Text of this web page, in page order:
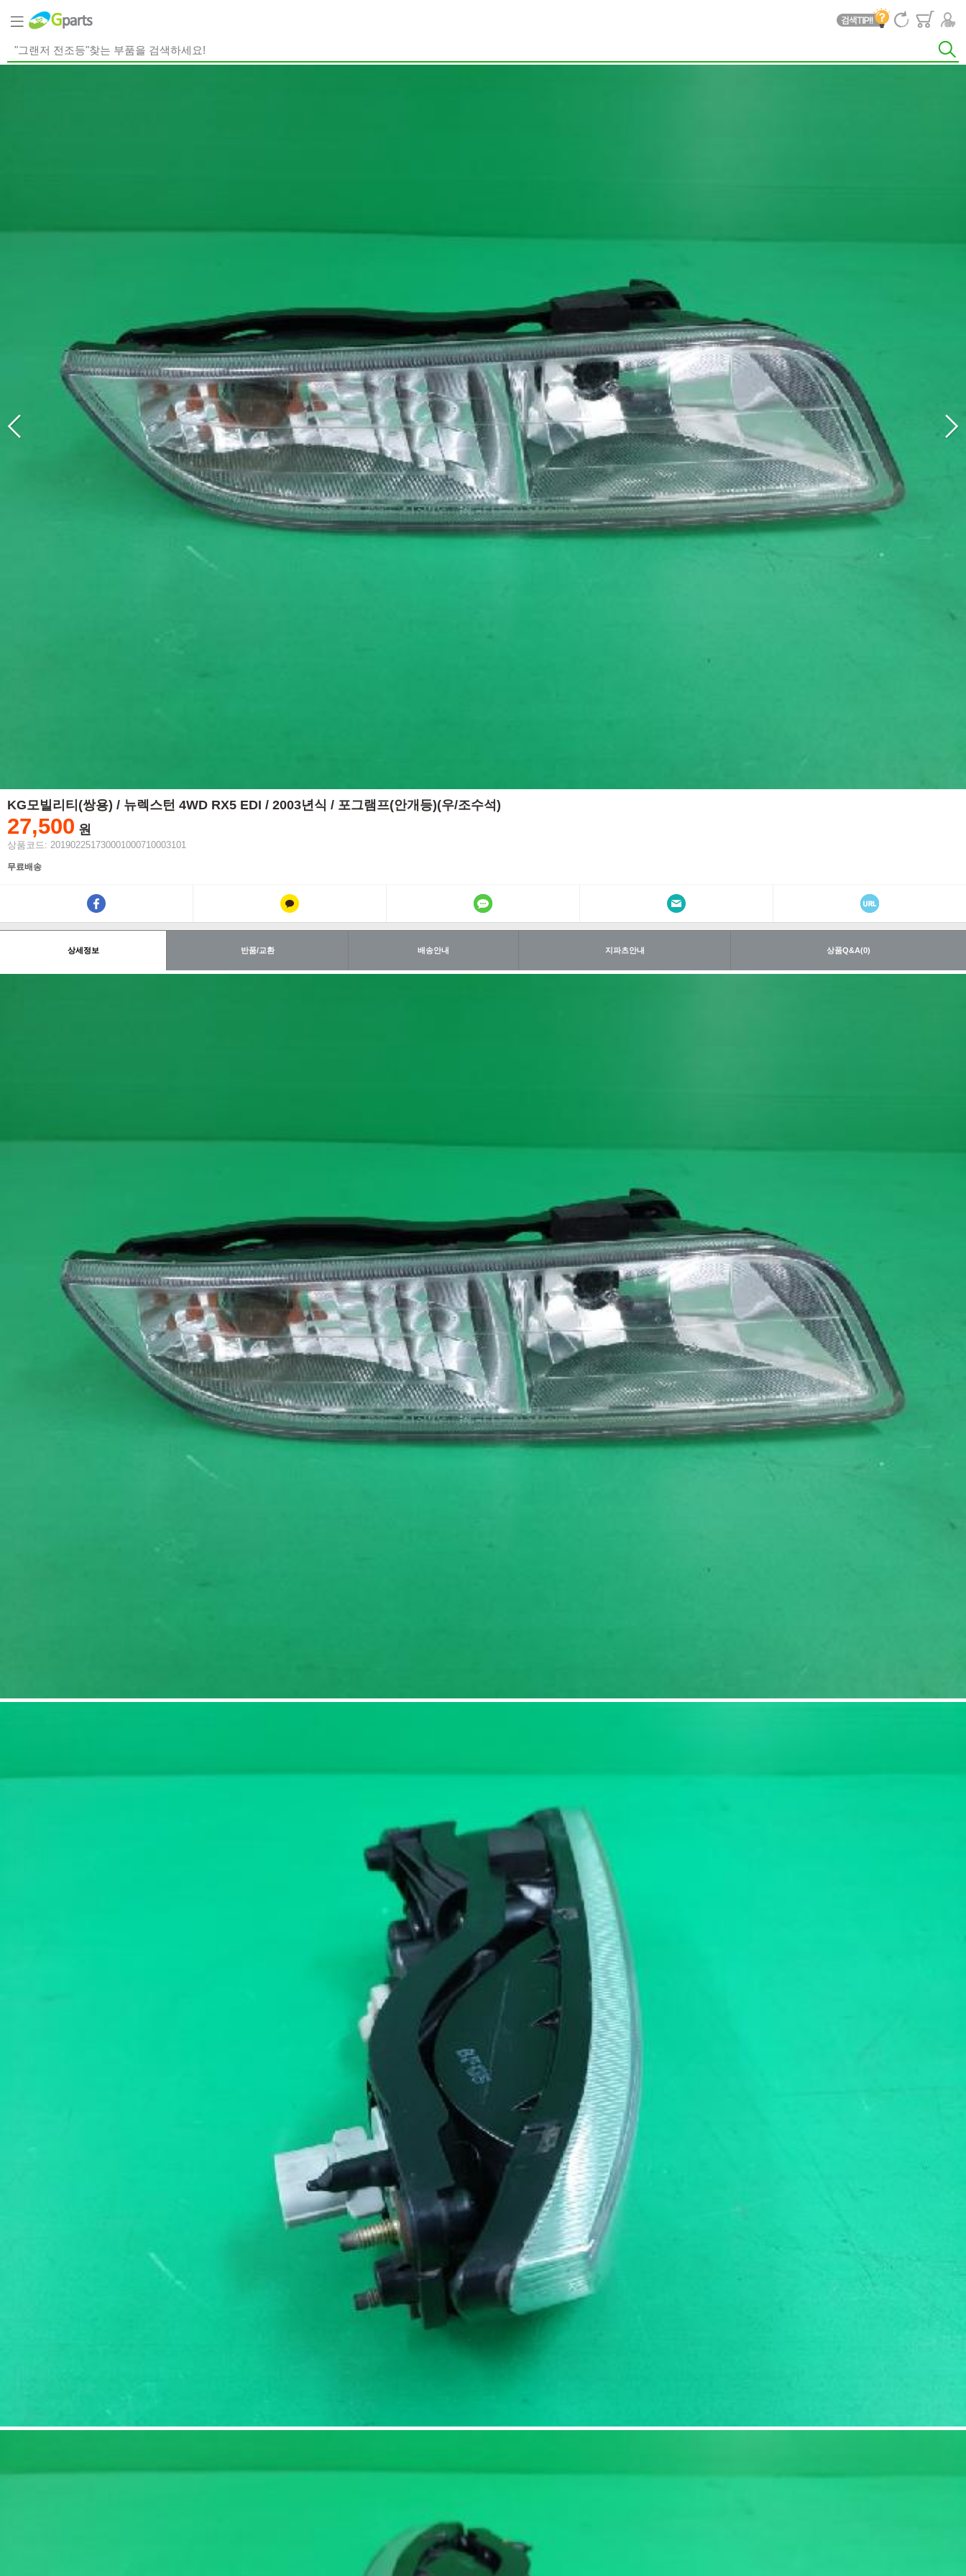
KG모빌리티(쌍용) / 뉴렉스턴 4WD RX5 EDI / 2003년식 / 포그램프(안개등)(우/조수석)
27,500 원
상품코드: 201902251730001000710003101
무료배송
상세정보 반품/교환 배송안내 지파츠안내 상품Q&A(0)